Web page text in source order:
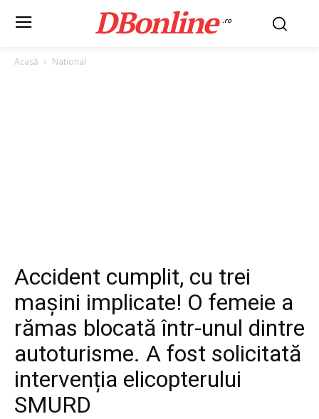
DBonline .ro
Acasă National
Accident cumplit, cu trei
mașini implicate! O femeie a
rămas blocată într-unul dintre
autoturisme. A fost solicitată
intervenția elicopterului
SMURD